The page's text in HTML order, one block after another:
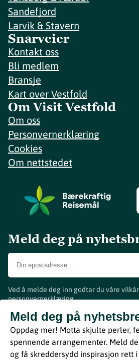
Sandefjord
Larvik & Stavern
Snarveier
Kontakt oss
Bli medlem
Bransje
Kart over Vestfold
Om Visit Vestfold
Om oss
Personvernerklæring
Cookies
Om nettstedet
Meld deg på
Ved å melde deg inn godtar du våre
personvernerklæring.
Meld deg på
Oppdag mer! Motta skjulte perler,
spennende arrangementer. Meld
og få skreddersydd inspirasjon rett i
www.visitvestfold.com
Turistinformasjon
Vestfold Fylkeskommune
ByBreakfast